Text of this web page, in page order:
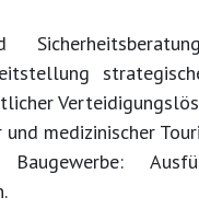
medizinischer
Baugewerbe: